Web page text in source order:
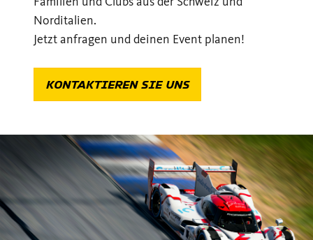
Norditalien.
Jetzt anfragen und deinen Event planen!
KONTAKTIEREN SIE UNS